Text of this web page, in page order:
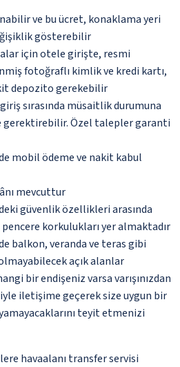
ve bu ücret, konaklama yeri
gösterebilir
için otele girişte, resmi
fotoğraflı kimlik ve kredi kartı,
depozito gerekebilir
sırasında müsaitlik durumuna
gerektirebilir. Özel talepler garanti
mobil ödeme ve nakit kabul
mevcuttur
güvenlik özellikleri arasında
pencere korkulukları yer almaktadır
balkon, veranda ve teras gibi
açık alanlar
bir endişeniz varsa varışınızdan
iletişime geçerek size uygun bir
teyit etmenizi
havaalanı transfer servisi